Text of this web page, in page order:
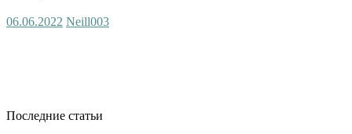
06.06.2022 Neill003
Последние статьи